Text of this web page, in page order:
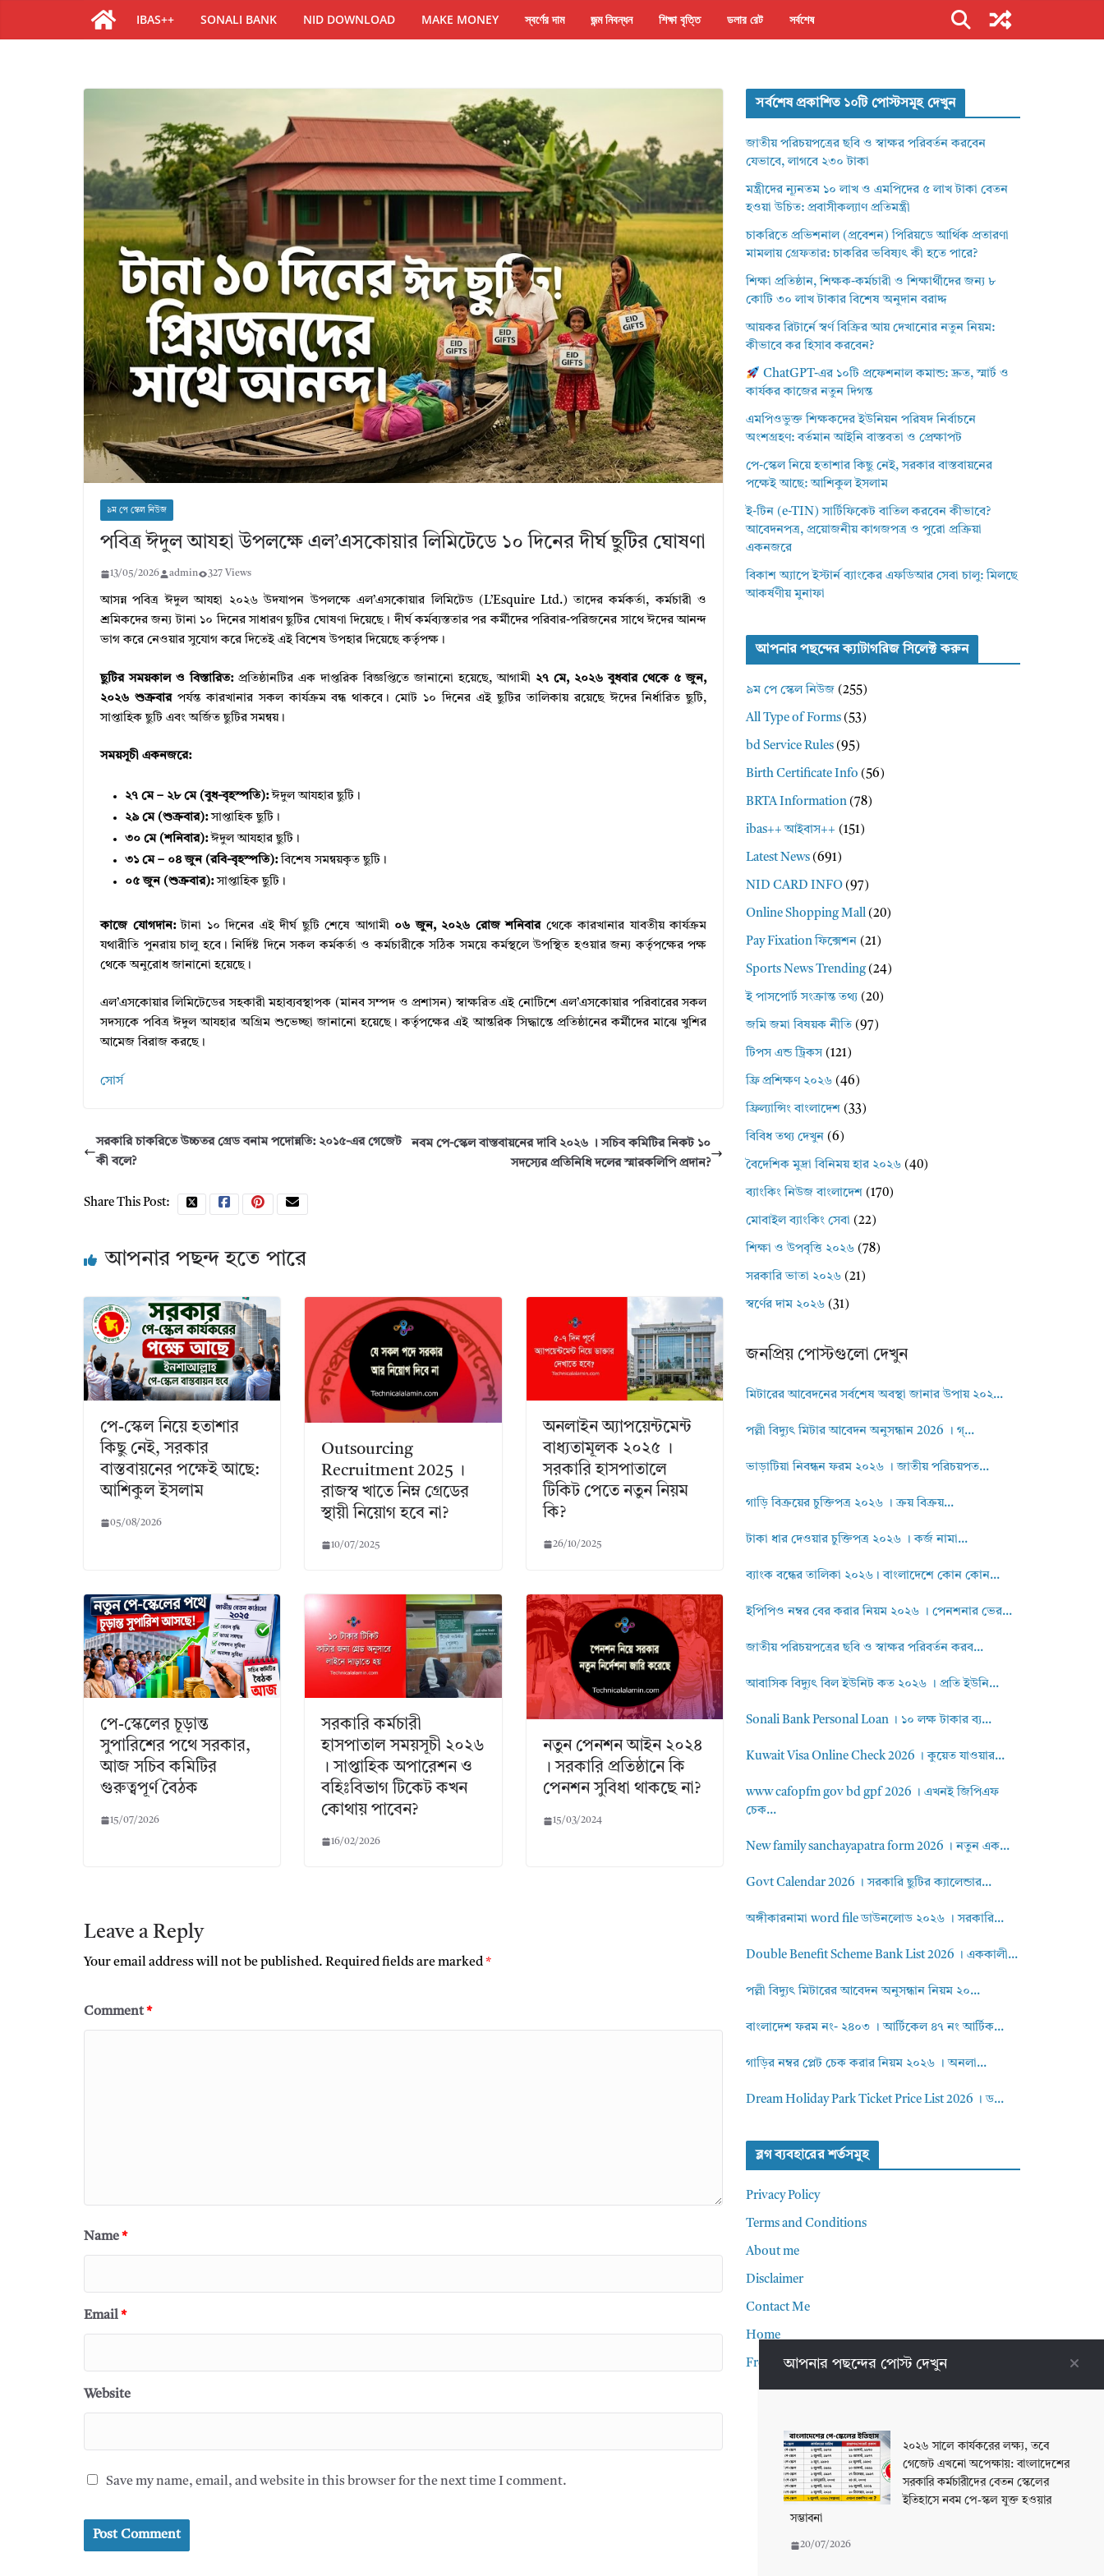
IBAS++ SONALI BANK NID DOWNLOAD MAKE MONEY স্বর্ণের দাম জন্ম নিবন্ধন শিক্ষা বৃত্তি ডলার রেট সর্বশেষ
৯ম পে স্কেল নিউজ
পবিত্র ঈদুল আযহা উপলক্ষে এল’এসকোয়ার লিমিটেডে ১০ দিনের দীর্ঘ ছুটির ঘোষণা
13/05/2026 admin 327 Views
আসন্ন পবিত্র ঈদুল আযহা ২০২৬ উদযাপন উপলক্ষে এল’এসকোয়ার লিমিটেড (L’Esquire Ltd.) তাদের কর্মকর্তা, কর্মচারী ও
শ্রমিকদের জন্য টানা ১০ দিনের সাধারণ ছুটির ঘোষণা দিয়েছে। দীর্ঘ কর্মব্যস্ততার পর কর্মীদের পরিবার-পরিজনের সাথে ঈদের আনন্দ
ভাগ করে নেওয়ার সুযোগ করে দিতেই এই বিশেষ উপহার দিয়েছে কর্তৃপক্ষ।
ছুটির সময়কাল ও বিস্তারিত:প্রতিষ্ঠানটির এক দাপ্তরিক বিজ্ঞপ্তিতে জানানো হয়েছে, আগামী ২৭ মে, ২০২৬ বুধবার থেকে ৫ জুন,
২০২৬ শুক্রবারপর্যন্ত কারখানার সকল কার্যক্রম বন্ধ থাকবে। মোট ১০ দিনের এই ছুটির তালিকায় রয়েছে ঈদের নির্ধারিত ছুটি,
সাপ্তাহিক ছুটি এবং অর্জিত ছুটির সমন্বয়।
সময়সূচী একনজরে:
২৭ মে – ২৮ মে (বুধ-বৃহস্পতি):ঈদুল আযহার ছুটি।
২৯ মে (শুক্রবার):সাপ্তাহিক ছুটি।
৩০ মে (শনিবার):ঈদুল আযহার ছুটি।
৩১ মে – ০৪ জুন (রবি-বৃহস্পতি):বিশেষ সমন্বয়কৃত ছুটি।
০৫ জুন (শুক্রবার):সাপ্তাহিক ছুটি।
কাজে যোগদান:টানা ১০ দিনের এই দীর্ঘ ছুটি শেষে আগামী ০৬ জুন, ২০২৬ রোজ শনিবারথেকে কারখানার যাবতীয় কার্যক্রম
যথারীতি পুনরায় চালু হবে। নির্দিষ্ট দিনে সকল কর্মকর্তা ও কর্মচারীকে সঠিক সময়ে কর্মস্থলে উপস্থিত হওয়ার জন্য কর্তৃপক্ষের পক্ষ
থেকে অনুরোধ জানানো হয়েছে।
এল’এসকোয়ার লিমিটেডের সহকারী মহাব্যবস্থাপক (মানব সম্পদ ও প্রশাসন) স্বাক্ষরিত এই নোটিশে এল’এসকোয়ার পরিবারের সকল
সদস্যকে পবিত্র ঈদুল আযহার অগ্রিম শুভেচ্ছা জানানো হয়েছে। কর্তৃপক্ষের এই আন্তরিক সিদ্ধান্তে প্রতিষ্ঠানের কর্মীদের মাঝে খুশির
আমেজ বিরাজ করছে।
সোর্স
সরকারি চাকরিতে উচ্চতর গ্রেড বনাম পদোন্নতি: ২০১৫-এর গেজেট
কী বলে?
নবম পে-স্কেল বাস্তবায়নের দাবি ২০২৬ । সচিব কমিটির নিকট ১০
সদস্যের প্রতিনিধি দলের স্মারকলিপি প্রদান?
Share This Post:
আপনার পছন্দ হতে পারে
পে-স্কেল নিয়ে হতাশার
কিছু নেই, সরকার
বাস্তবায়নের পক্ষেই আছে:
আশিকুল ইসলাম
05/08/2026
Outsourcing
Recruitment 2025 ।
রাজস্ব খাতে নিম্ন গ্রেডের
স্থায়ী নিয়োগ হবে না?
10/07/2025
অনলাইন অ্যাপয়েন্টমেন্ট
বাধ্যতামূলক ২০২৫ ।
সরকারি হাসপাতালে
টিকিট পেতে নতুন নিয়ম
কি?
26/10/2025
পে-স্কেলের চূড়ান্ত
সুপারিশের পথে সরকার,
আজ সচিব কমিটির
গুরুত্বপূর্ণ বৈঠক
15/07/2026
সরকারি কর্মচারী
হাসপাতাল সময়সূচী ২০২৬
। সাপ্তাহিক অপারেশন ও
বহিঃবিভাগ টিকেট কখন
কোথায় পাবেন?
16/02/2026
নতুন পেনশন আইন ২০২৪
। সরকারি প্রতিষ্ঠানে কি
পেনশন সুবিধা থাকছে না?
15/03/2024
Leave a Reply
Your email address will not be published. Required fields are marked*
Comment*
Name*
Email*
Website
Save my name, email, and website in this browser for the next time I comment.
সর্বশেষ প্রকাশিত ১০টি পোস্টসমূহ দেখুন
জাতীয় পরিচয়পত্রের ছবি ও স্বাক্ষর পরিবর্তন করবেন
যেভাবে, লাগবে ২৩০ টাকা
মন্ত্রীদের ন্যূনতম ১০ লাখ ও এমপিদের ৫ লাখ টাকা বেতন
হওয়া উচিত: প্রবাসীকল্যাণ প্রতিমন্ত্রী
চাকরিতে প্রভিশনাল (প্রবেশন) পিরিয়ডে আর্থিক প্রতারণা
মামলায় গ্রেফতার: চাকরির ভবিষ্যৎ কী হতে পারে?
শিক্ষা প্রতিষ্ঠান, শিক্ষক-কর্মচারী ও শিক্ষার্থীদের জন্য ৮
কোটি ৩০ লাখ টাকার বিশেষ অনুদান বরাদ্দ
আয়কর রিটার্নে স্বর্ণ বিক্রির আয় দেখানোর নতুন নিয়ম:
কীভাবে কর হিসাব করবেন?
ChatGPT-এর ১০টি প্রফেশনাল কমান্ড: দ্রুত, স্মার্ট ও
কার্যকর কাজের নতুন দিগন্ত
এমপিওভুক্ত শিক্ষকদের ইউনিয়ন পরিষদ নির্বাচনে
অংশগ্রহণ: বর্তমান আইনি বাস্তবতা ও প্রেক্ষাপট
পে-স্কেল নিয়ে হতাশার কিছু নেই, সরকার বাস্তবায়নের
পক্ষেই আছে: আশিকুল ইসলাম
ই-টিন (e-TIN) সার্টিফিকেট বাতিল করবেন কীভাবে?
আবেদনপত্র, প্রয়োজনীয় কাগজপত্র ও পুরো প্রক্রিয়া
একনজরে
বিকাশ অ্যাপে ইস্টার্ন ব্যাংকের এফডিআর সেবা চালু: মিলছে
আকর্ষণীয় মুনাফা
আপনার পছন্দের ক্যাটাগরিজ সিলেক্ট করুন
৯ম পে স্কেল নিউজ (255)
All Type of Forms (53)
bd Service Rules (95)
Birth Certificate Info (56)
BRTA Information (78)
ibas++ আইবাস++ (151)
Latest News (691)
NID CARD INFO (97)
Online Shopping Mall (20)
Pay Fixation ফিক্সেশন (21)
Sports News Trending(24)
ই পাসপোর্ট সংক্রান্ত তথ্য (20)
জমি জমা বিষয়ক নীতি (97)
টিপস এন্ড ট্রিকস (121)
ফ্রি প্রশিক্ষণ ২০২৬ (46)
ফ্রিল্যান্সিং বাংলাদেশ (33)
বিবিধ তথ্য দেখুন (6)
বৈদেশিক মুদ্রা বিনিময় হার ২০২৬ (40)
ব্যাংকিং নিউজ বাংলাদেশ (170)
মোবাইল ব্যাংকিং সেবা (22)
শিক্ষা ও উপবৃত্তি ২০২৬ (78)
সরকারি ভাতা ২০২৬ (21)
স্বর্ণের দাম ২০২৬ (31)
জনপ্রিয় পোস্টগুলো দেখুন
মিটারের আবেদনের সর্বশেষ অবস্থা জানার উপায় ২০২...
পল্লী বিদ্যুৎ মিটার আবেদন অনুসন্ধান 2026 । গ্...
ভাড়াটিয়া নিবন্ধন ফরম ২০২৬ । জাতীয় পরিচয়পত...
গাড়ি বিক্রয়ের চুক্তিপত্র ২০২৬ । ক্রয় বিক্রয়...
টাকা ধার দেওয়ার চুক্তিপত্র ২০২৬ । কর্জ নামা...
ব্যাংক বন্ধের তালিকা ২০২৬। বাংলাদেশে কোন কোন...
ইপিপিও নম্বর বের করার নিয়ম ২০২৬ । পেনশনার ভের...
জাতীয় পরিচয়পত্রের ছবি ও স্বাক্ষর পরিবর্তন করব...
আবাসিক বিদ্যুৎ বিল ইউনিট কত ২০২৬ । প্রতি ইউনি...
Sonali Bank Personal Loan । ১০ লক্ষ টাকার ব্য...
Kuwait Visa Online Check 2026 । কুয়েত যাওয়ার...
www cafopfm gov bd gpf 2026 । এখনই জিপিএফ
চেক...
New family sanchayapatra form 2026 । নতুন এক...
Govt Calendar 2026 । সরকারি ছুটির ক্যালেন্ডার...
অঙ্গীকারনামা word file ডাউনলোড ২০২৬ । সরকারি...
Double Benefit Scheme Bank List 2026 । এককালী...
পল্লী বিদ্যুৎ মিটারের আবেদন অনুসন্ধান নিয়ম ২০...
বাংলাদেশ ফরম নং- ২৪০৩ । আর্টিকেল ৪৭ নং আর্টিক...
গাড়ির নম্বর প্লেট চেক করার নিয়ম ২০২৬ । অনলা...
Dream Holiday Park Ticket Price List 2026 । ড...
ব্লগ ব্যবহারের শর্তসমুহ
Privacy Policy
Terms and Conditions
About me
Disclaimer
Contact Me
Home
Front Pageআপনার পছন্দের পোস্ট দেখুন
২০২৬ সালে কার্যকরের লক্ষ্য, তবে
গেজেট এখনো অপেক্ষায়: বাংলাদেশের
সরকারি কর্মচারীদের বেতন স্কেলের
ইতিহাসে নবম পে-স্কল যুক্ত হওয়ার
সম্ভাবনা
20/07/2026